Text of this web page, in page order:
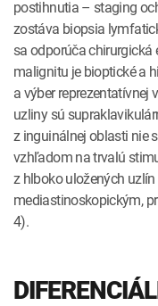
postihnutia – staging
zostáva biopsia
sa odporúča chirurgická
malignitu je bioptické a
a výber reprezentatívnej
uzliny sú
z inguinálnej oblasti nie
vzhľadom na trvalú
z hlboko uložených
mediastinoskopickým,
4).